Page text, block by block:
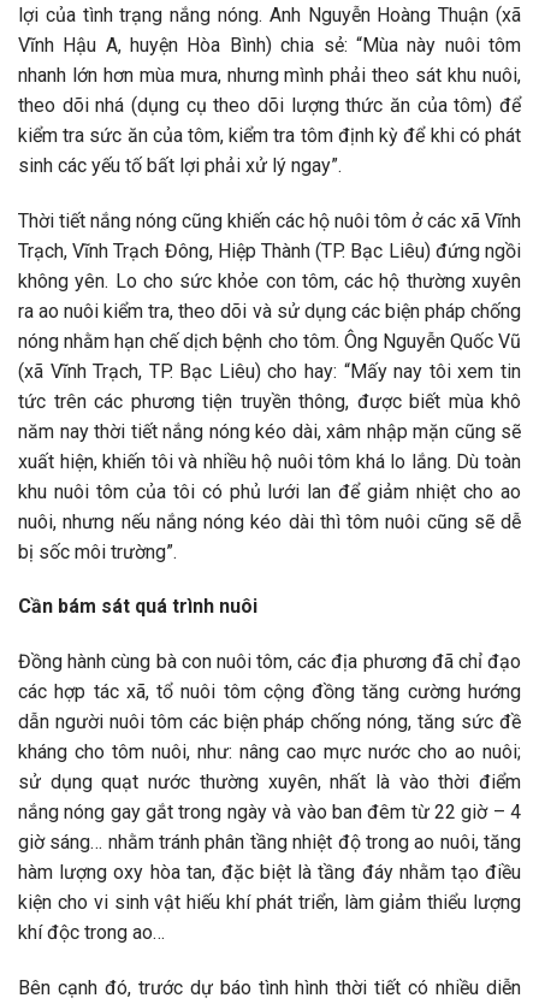
lợi của tình trạng nắng nóng. Anh Nguyễn Hoàng Thuận (xã
Vĩnh Hậu A, huyện Hòa Bình) chia sẻ: “Mùa này nuôi tôm
nhanh lớn hơn mùa mưa, nhưng mình phải theo sát khu nuôi,
theo dõi nhá (dụng cụ theo dõi lượng thức ăn của tôm) để
kiểm tra sức ăn của tôm, kiểm tra tôm định kỳ để khi có phát
sinh các yếu tố bất lợi phải xử lý ngay”.
Thời tiết nắng nóng cũng khiến các hộ nuôi tôm ở các xã Vĩnh
Trạch, Vĩnh Trạch Đông, Hiệp Thành (TP. Bạc Liêu) đứng ngồi
không yên. Lo cho sức khỏe con tôm, các hộ thường xuyên
ra ao nuôi kiểm tra, theo dõi và sử dụng các biện pháp chống
nóng nhằm hạn chế dịch bệnh cho tôm. Ông Nguyễn Quốc Vũ
(xã Vĩnh Trạch, TP. Bạc Liêu) cho hay: “Mấy nay tôi xem tin
tức trên các phương tiện truyền thông, được biết mùa khô
năm nay thời tiết nắng nóng kéo dài, xâm nhập mặn cũng sẽ
xuất hiện, khiến tôi và nhiều hộ nuôi tôm khá lo lắng. Dù toàn
khu nuôi tôm của tôi có phủ lưới lan để giảm nhiệt cho ao
nuôi, nhưng nếu nắng nóng kéo dài thì tôm nuôi cũng sẽ dễ
bị sốc môi trường”.
Cần bám sát quá trình nuôi
Đồng hành cùng bà con nuôi tôm, các địa phương đã chỉ đạo
các hợp tác xã, tổ nuôi tôm cộng đồng tăng cường hướng
dẫn người nuôi tôm các biện pháp chống nóng, tăng sức đề
kháng cho tôm nuôi, như: nâng cao mực nước cho ao nuôi;
sử dụng quạt nước thường xuyên, nhất là vào thời điểm
nắng nóng gay gắt trong ngày và vào ban đêm từ 22 giờ – 4
giờ sáng… nhằm tránh phân tầng nhiệt độ trong ao nuôi, tăng
hàm lượng oxy hòa tan, đặc biệt là tầng đáy nhằm tạo điều
kiện cho vi sinh vật hiếu khí phát triển, làm giảm thiểu lượng
khí độc trong ao…
Bên cạnh đó, trước dự báo tình hình thời tiết có nhiều diễn